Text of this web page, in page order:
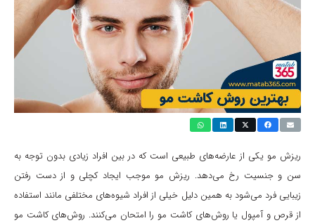
ریزش مو یکی از عارضه‌های طبیعی است که در بین افراد زیادی بدون توجه به
سن و جنسیت رخ می‌دهد. ریزش مو موجب ایجاد کچلی و از دست رفتن
زیبایی فرد می‌شود به همین دلیل خیلی از افراد شیوه‌های مختلفی مانند استفاده
از قرص و آمپول یا روش‌های کاشت مو را امتحان می‌کنند. روش‌های کاشت مو